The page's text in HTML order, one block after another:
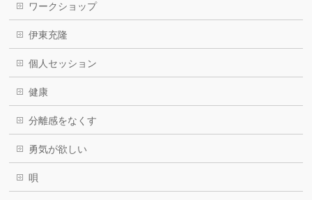
ワークショップ
伊東充隆
個人セッション
健康
分離感をなくす
勇気が欲しい
唄